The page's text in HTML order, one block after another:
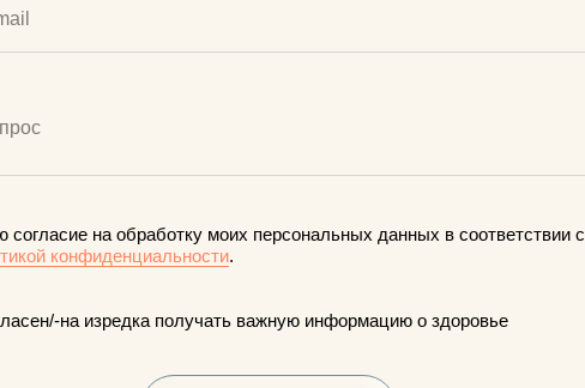
согласие на обработку моих персональных данных в соответствии с
конфиденциальности.
на изредка получать важную информацию о здоровье